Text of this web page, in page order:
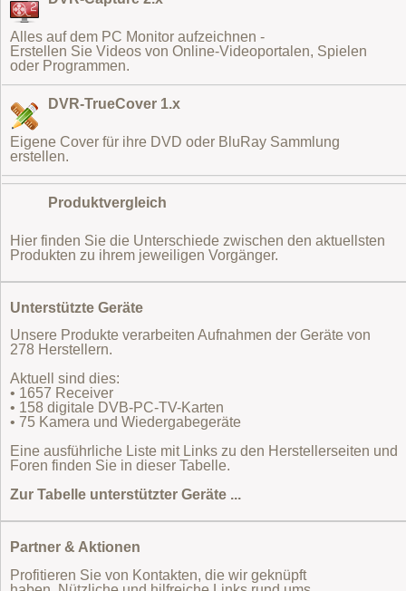
Alles auf dem PC Monitor aufzeichnen -
Erstellen Sie Videos von Online-Videoportalen, Spielen
oder Programmen.
DVR-TrueCover 1.x
Eigene Cover für ihre DVD oder BluRay Sammlung
erstellen.
Produktvergleich
Hier finden Sie die Unterschiede zwischen den aktuellsten
Produkten zu ihrem jeweiligen Vorgänger.
Unterstützte Geräte
Unsere Produkte verarbeiten Aufnahmen der Geräte von
278 Herstellern.
Aktuell sind dies:
• 1657 Receiver
• 158 digitale DVB-PC-TV-Karten
• 75 Kamera und Wiedergabegeräte
Eine ausführliche Liste mit Links zu den Herstellerseiten und
Foren finden Sie in dieser Tabelle.
Zur Tabelle unterstützter Geräte ...
Partner & Aktionen
Profitieren Sie von Kontakten, die wir geknüpft